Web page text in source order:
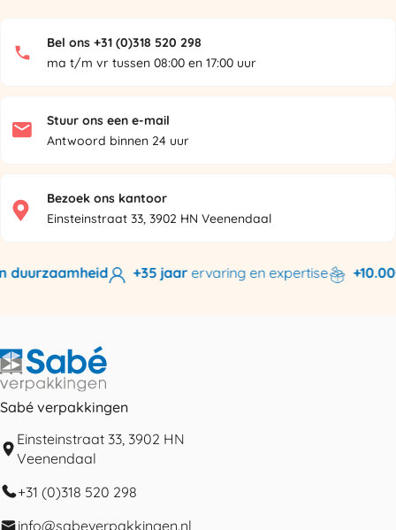
Bel ons +31 (0)318 520 298
ma t/m vr tussen 08:00 en 17:00 uur
Stuur ons een e-mail
Antwoord binnen 24 uur
Bezoek ons kantoor
Einsteinstraat 33, 3902 HN Veenendaal
+35 jaarervaring en expertise
Sabé verpakkingen
Einsteinstraat 33, 3902 HN
Veenendaal
+31 (0)318 520 298
info@sabeverpakkingen.nl